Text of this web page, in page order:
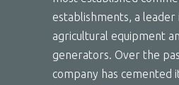
establishments, a
agricultural equipment
generators. Over the
company has cemented